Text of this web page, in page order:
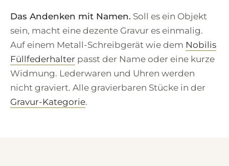
Das Andenken mit Namen. Soll es ein Objekt
sein, macht eine dezente Gravur es einmalig.
Auf einem Metall-Schreibgerät wie dem Nobilis
Füllfederhalter passt der Name oder eine kurze
Widmung. Lederwaren und Uhren werden
nicht graviert. Alle gravierbaren Stücke in der
Gravur-Kategorie.